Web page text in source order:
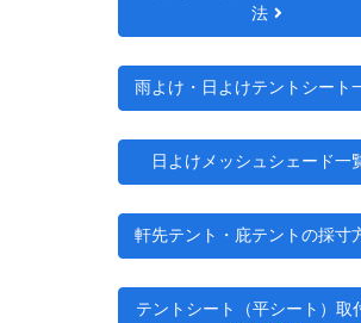
法
雨よけ・日よけテントシート
日よけメッシュシェード一
軒先テント・庇テントの採寸
テントシート（平シート）取